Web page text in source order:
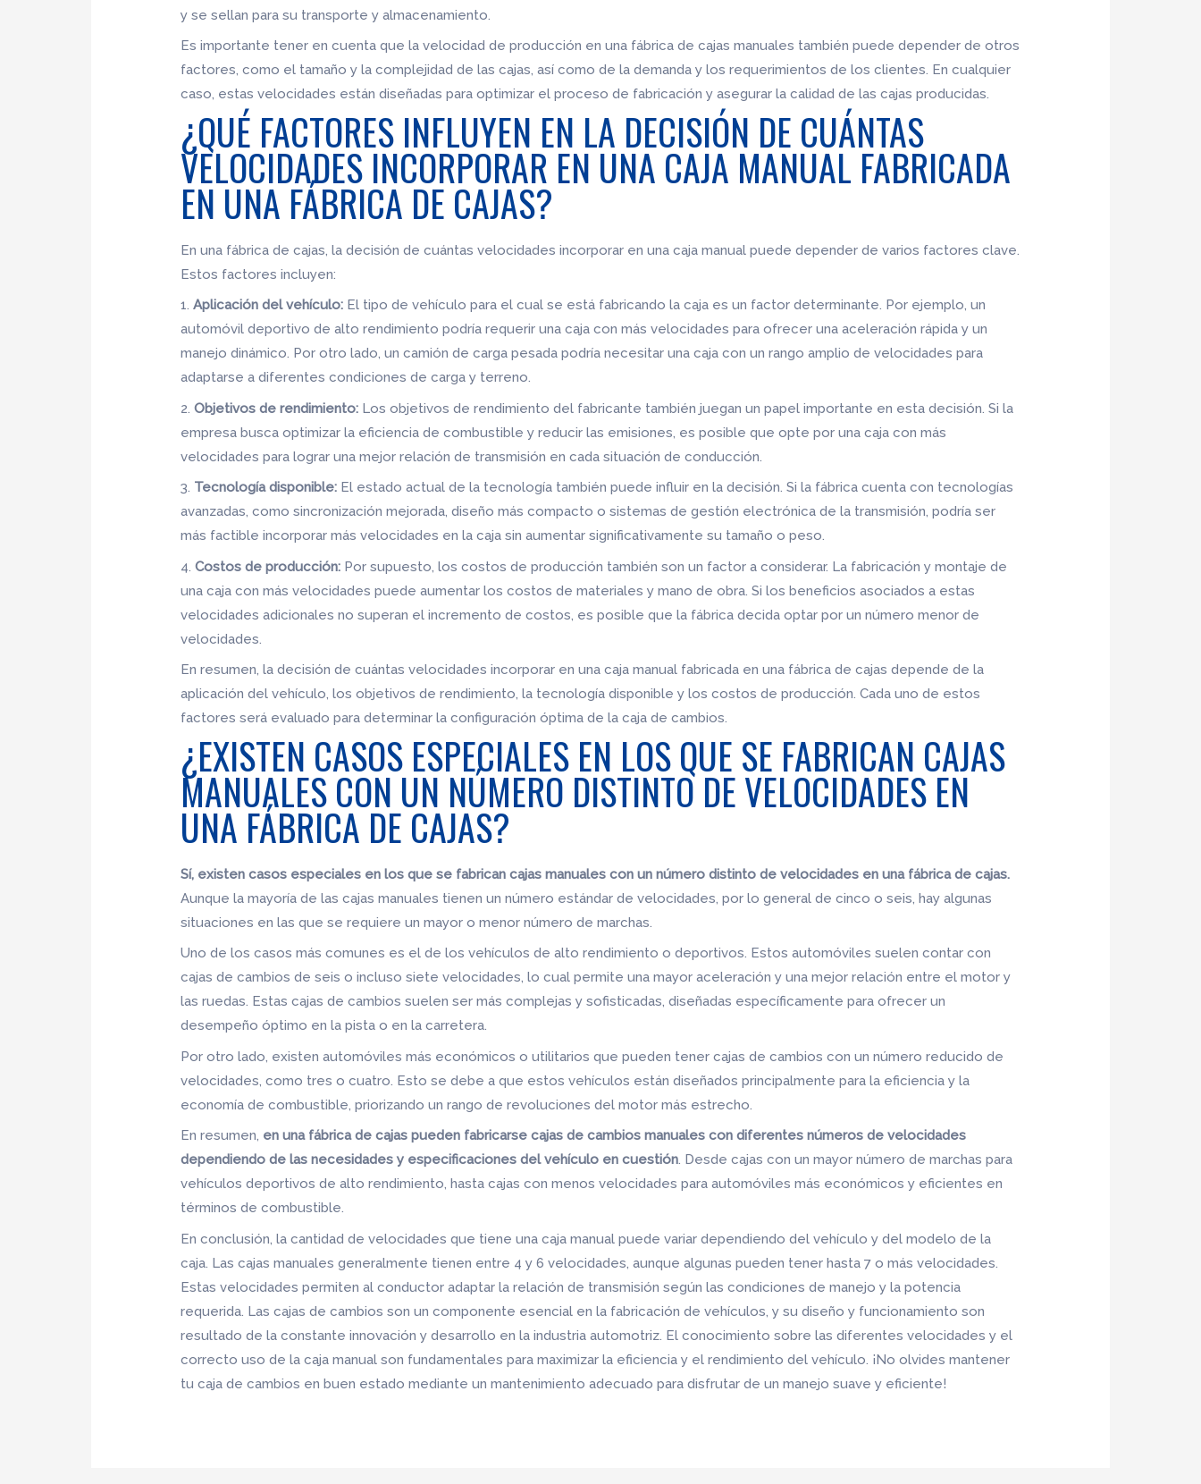
y se sellan para su transporte y almacenamiento.
Es importante tener en cuenta que la velocidad de producción en una fábrica de cajas manuales también puede depender de otros
factores, como el tamaño y la complejidad de las cajas, así como de la demanda y los requerimientos de los clientes. En cualquier
caso, estas velocidades están diseñadas para optimizar el proceso de fabricación y asegurar la calidad de las cajas producidas.
¿QUÉ FACTORES INFLUYEN EN LA DECISIÓN DE CUÁNTAS
VELOCIDADES INCORPORAR EN UNA CAJA MANUAL FABRICADA
EN UNA FÁBRICA DE CAJAS?
En una fábrica de cajas, la decisión de cuántas velocidades incorporar en una caja manual puede depender de varios factores clave.
Estos factores incluyen:
1.Aplicación del vehículo: El tipo de vehículo para el cual se está fabricando la caja es un factor determinante. Por ejemplo, un
automóvil deportivo de alto rendimiento podría requerir una caja con más velocidades para ofrecer una aceleración rápida y un
manejo dinámico. Por otro lado, un camión de carga pesada podría necesitar una caja con un rango amplio de velocidades para
adaptarse a diferentes condiciones de carga y terreno.
2.Objetivos de rendimiento: Los objetivos de rendimiento del fabricante también juegan un papel importante en esta decisión. Si la
empresa busca optimizar la eficiencia de combustible y reducir las emisiones, es posible que opte por una caja con más
velocidades para lograr una mejor relación de transmisión en cada situación de conducción.
3. Tecnología disponible: El estado actual de la tecnología también puede influir en la decisión. Si la fábrica cuenta con tecnologías
avanzadas, como sincronización mejorada, diseño más compacto o sistemas de gestión electrónica de la transmisión, podría ser
más factible incorporar más velocidades en la caja sin aumentar significativamente su tamaño o peso.
4.Costos de producción: Por supuesto, los costos de producción también son un factor a considerar. La fabricación y montaje de
una caja con más velocidades puede aumentar los costos de materiales y mano de obra. Si los beneficios asociados a estas
velocidades adicionales no superan el incremento de costos, es posible que la fábrica decida optar por un número menor de
velocidades.
En resumen, la decisión de cuántas velocidades incorporar en una caja manual fabricada en una fábrica de cajas depende de la
aplicación del vehículo, los objetivos de rendimiento, la tecnología disponible y los costos de producción. Cada uno de estos
factores será evaluado para determinar la configuración óptima de la caja de cambios.
¿EXISTEN CASOS ESPECIALES EN LOS QUE SE FABRICAN CAJAS
MANUALES CON UN NÚMERO DISTINTO DE VELOCIDADES EN
UNA FÁBRICA DE CAJAS?
Sí, existen casos especiales en los que se fabrican cajas manuales con un número distinto de velocidades en una fábrica de cajas.
Aunque la mayoría de las cajas manuales tienen un número estándar de velocidades, por lo general de cinco o seis, hay algunas
situaciones en las que se requiere un mayor o menor número de marchas.
Uno de los casos más comunes es el de los vehículos de alto rendimiento o deportivos. Estos automóviles suelen contar con
cajas de cambios de seis o incluso siete velocidades, lo cual permite una mayor aceleración y una mejor relación entre el motor y
las ruedas. Estas cajas de cambios suelen ser más complejas y sofisticadas, diseñadas específicamente para ofrecer un
desempeño óptimo en la pista o en la carretera.
Por otro lado, existen automóviles más económicos o utilitarios que pueden tener cajas de cambios con un número reducido de
velocidades, como tres o cuatro. Esto se debe a que estos vehículos están diseñados principalmente para la eficiencia y la
economía de combustible, priorizando un rango de revoluciones del motor más estrecho.
En resumen, en una fábrica de cajas pueden fabricarse cajas de cambios manuales con diferentes números de velocidades
dependiendo de las necesidades y especificaciones del vehículo en cuestión. Desde cajas con un mayor número de marchas para
vehículos deportivos de alto rendimiento, hasta cajas con menos velocidades para automóviles más económicos y eficientes en
términos de combustible.
En conclusión, la cantidad de velocidades que tiene una caja manual puede variar dependiendo del vehículo y del modelo de la
caja. Las cajas manuales generalmente tienen entre 4 y 6 velocidades, aunque algunas pueden tener hasta 7 o más velocidades.
Estas velocidades permiten al conductor adaptar la relación de transmisión según las condiciones de manejo y la potencia
requerida. Las cajas de cambios son un componente esencial en la fabricación de vehículos, y su diseño y funcionamiento son
resultado de la constante innovación y desarrollo en la industria automotriz. El conocimiento sobre las diferentes velocidades y el
correcto uso de la caja manual son fundamentales para maximizar la eficiencia y el rendimiento del vehículo. ¡No olvides mantener
tu caja de cambios en buen estado mediante un mantenimiento adecuado para disfrutar de un manejo suave y eficiente!